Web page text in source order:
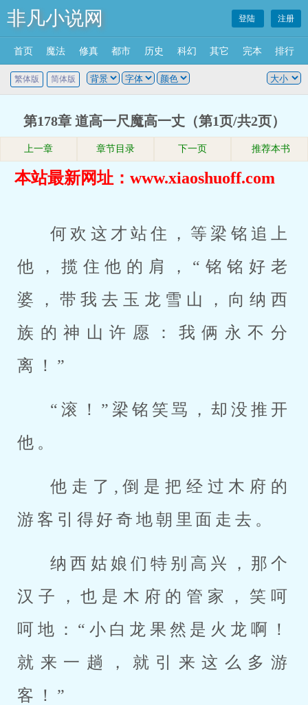
非凡小说网 登陆 注册
首页 魔法 修真 都市 历史 科幻 其它 完本 排行
繁体版 简体版
第178章 道高一尺魔高一丈（第1页/共2页）
上一章 章节目录 下一页 推荐本书
本站最新网址：www.xiaoshuoff.com
何欢这才站住，等梁铭追上
他，揽住他的肩，“铭铭好老
婆，带我去玉龙雪山，向纳西
族的神山许愿：我俩永不分
离！”
“滚！”梁铭笑骂，却没推开
他。
他走了,倒是把经过木府的
游客引得好奇地朝里面走去。
纳西姑娘们特别高兴，那个
汉子，也是木府的管家，笑呵
呵地：“小白龙果然是火龙啊！
就来一趟，就引来这么多游
客！”